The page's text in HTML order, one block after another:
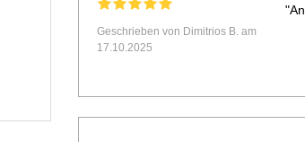
Geschrieben von Dimitrios B. am
17.10.2025